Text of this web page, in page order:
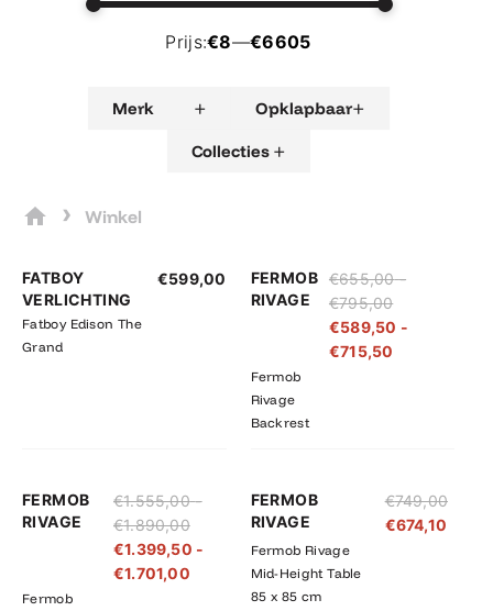
Prijs:€8—€6605
Merk + Opklapbaar+
Collecties +
› Winkel
FATBOY
VERLICHTING
Fatboy Edison The
Grand
€599,00
FERMOB
RIVAGE
Fermob
Rivage
Backrest
€655,00 -
€795,00
€655,00
tot
€795,00
€589,50 -
€715,50
€589,50
tot
€715,50
FERMOB
RIVAGE
Fermob
€1.555,00 -
€1.890,00
€1.555,00
tot
€1.890,00
€1.399,50 -
€1.701,00
€1.399,50
tot
€1.701,00
FERMOB
RIVAGE
Fermob Rivage
Mid-Height Table
85 x 85 cm
€749,00
€674,10